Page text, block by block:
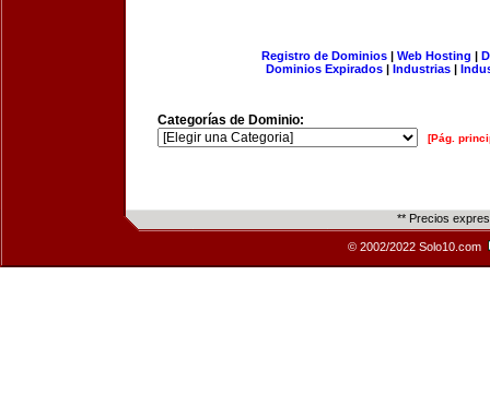
Registro de Dominios| Web Hosting |
Dominios Expirados | Industrias |
Categorías de Dominio:
[Pág.
** Precios
© 2002/2022 Solo10.com